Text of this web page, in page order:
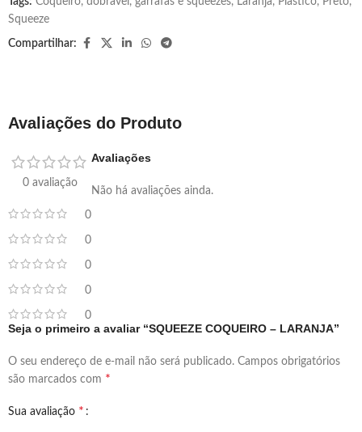
Squeeze
Compartilhar:
Avaliações do Produto
0 avaliação
0
0
0
0
0
Avaliações
Não há avaliações ainda.
Seja o primeiro a avaliar “SQUEEZE COQUEIRO – LARANJA”
O seu endereço de e-mail não será publicado. Campos obrigatórios
são marcados com *
Sua avaliação *